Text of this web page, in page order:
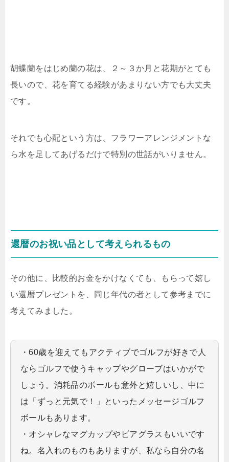
胡蝶蘭をはじめ蘭の花は、２～３か月と花期がとても
長いので、花を育てる経験があまりない方でも大丈夫
です。
それでも心配という方は、フラワーアレンジメントな
ら水を足してあげるだけで特別の世話がいりません。
還暦のお祝い品として考えられるもの
その他に、比較的お金をかけなくても、もらって嬉し
い還暦プレゼントを、同じ年代の者として参考までに
考えてみました。
・60歳を迎えてもアクティブでゴルフが好きで人
ならゴルフで使うキャップやグローブはいかがで
しょう。消耗品のボールも意外と嬉しいし、中に
は「ずっと元気で！」といったメッセージゴルフ
ボールもあります。
・オシャレなマグカップやビアグラスもいいです
ね。名入れのものもありますが、私なら自分の名